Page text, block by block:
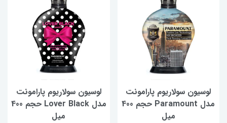
لوسیون سولاریوم پارامونت
مدل Paramount حجم 400
میل
لوسیون سولاریوم پارامونت
مدل Lover Black حجم 400
میل